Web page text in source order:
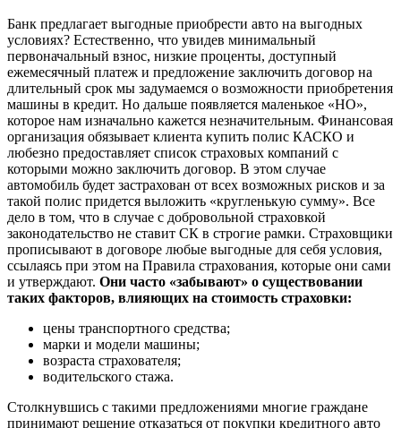
Банк предлагает выгодные приобрести авто на выгодных
условиях? Естественно, что увидев минимальный
первоначальный взнос, низкие проценты, доступный
ежемесячный платеж и предложение заключить договор на
длительный срок мы задумаемся о возможности приобретения
машины в кредит. Но дальше появляется маленькое «НО»,
которое нам изначально кажется незначительным. Финансовая
организация обязывает клиента купить полис КАСКО и
любезно предоставляет список страховых компаний с
которыми можно заключить договор. В этом случае
автомобиль будет застрахован от всех возможных рисков и за
такой полис придется выложить «кругленькую сумму». Все
дело в том, что в случае с добровольной страховкой
законодательство не ставит СК в строгие рамки. Страховщики
прописывают в договоре любые выгодные для себя условия,
ссылаясь при этом на Правила страхования, которые они сами
и утверждают. Они часто «забывают» о существовании
таких факторов, влияющих на стоимость страховки:
цены транспортного средства;
марки и модели машины;
возраста страхователя;
водительского стажа.
Столкнувшись с такими предложениями многие граждане
принимают решение отказаться от покупки кредитного авто